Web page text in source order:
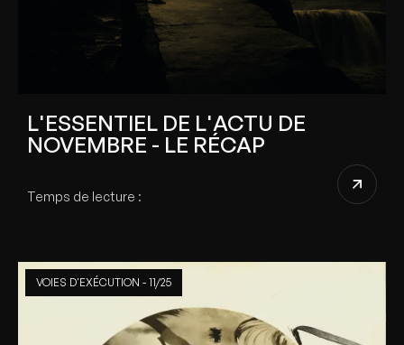
L'ESSENTIEL DE L'ACTU DE
NOVEMBRE - LE RÉCAP
Temps de lecture :
VOIES D'EXÉCUTION - 11/25